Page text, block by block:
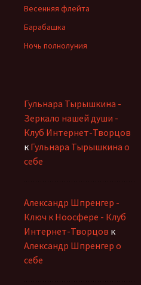
Весенняя флейта
Барабашка
Ночь полнолуния
Гульнара Тырышкина -
Зеркало нашей души -
Клуб Интернет-Творцов
к Гульнара Тырышкина о
себе
Александр Шпренгер -
Ключ к Ноосфере - Клуб
Интернет-Творцов к
Александр Шпренгер о
себе